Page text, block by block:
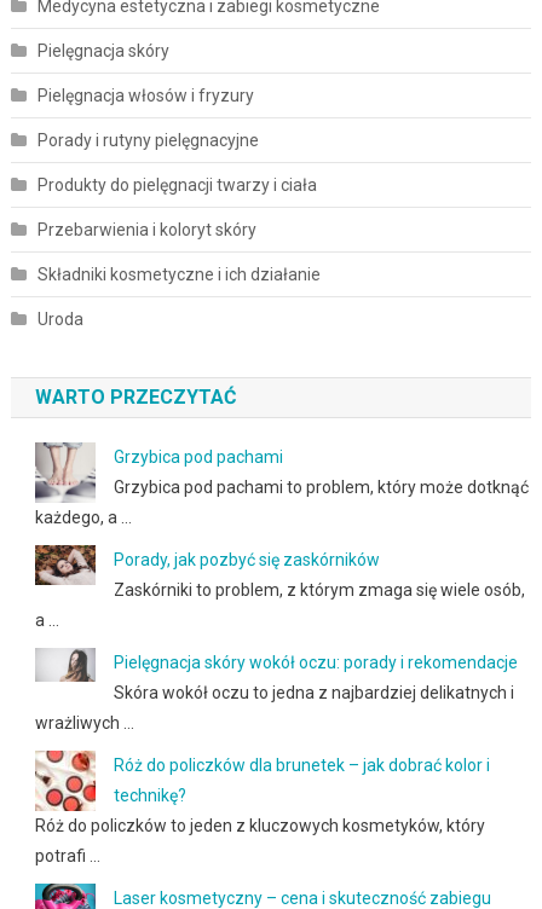
Medycyna estetyczna i zabiegi kosmetyczne
Pielęgnacja skóry
Pielęgnacja włosów i fryzury
Porady i rutyny pielęgnacyjne
Produkty do pielęgnacji twarzy i ciała
Przebarwienia i koloryt skóry
Składniki kosmetyczne i ich działanie
Uroda
WARTO PRZECZYTAĆ
Grzybica pod pachami
Grzybica pod pachami to problem, który może dotknąć
każdego, a …
Porady, jak pozbyć się zaskórników
Zaskórniki to problem, z którym zmaga się wiele osób,
a …
Pielęgnacja skóry wokół oczu: porady i rekomendacje
Skóra wokół oczu to jedna z najbardziej delikatnych i
wrażliwych …
Róż do policzków dla brunetek – jak dobrać kolor i
technikę?
Róż do policzków to jeden z kluczowych kosmetyków, który
potrafi …
Laser kosmetyczny – cena i skuteczność zabiegu